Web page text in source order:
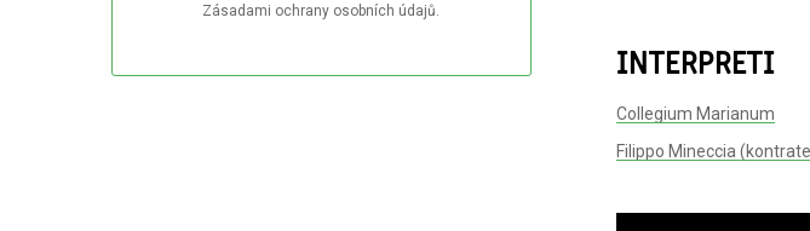
Zásadami ochrany osobních údajů.
INTERPRETI
Collegium Marianum
Filippo Mineccia